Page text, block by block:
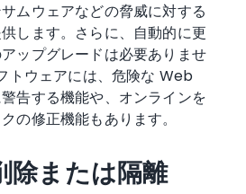
ムウェアなどの脅威に対する
します。さらに、自動的に更
ップグレードは必要ありませ
トウェアには、危険な Web
告する機能や、オンラインを
の修正機能もあります。
除または隔離